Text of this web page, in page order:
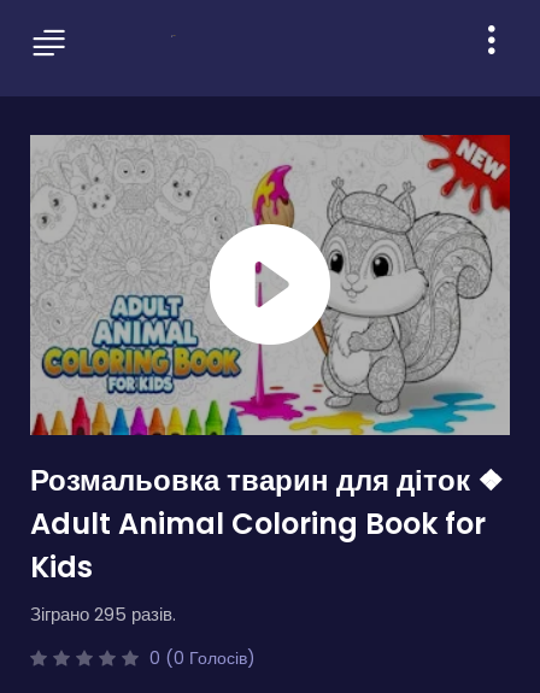
Розмальовка тварин для діток ❖
Adult Animal Coloring Book for
Kids
Зіграно 295 разів.
0 (0 Голосів)